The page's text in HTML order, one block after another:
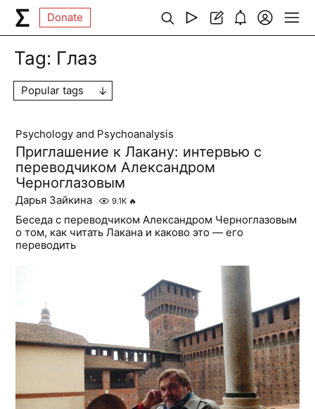
Donate
Tag: Глаз
Popular tags
Psychology and Psychoanalysis
Приглашение к Лакану: интервью с
переводчиком Александром
Черноглазовым
Дарья Зайкина 9.1K 🔥
Беседа с переводчиком Александром Черноглазовым
о том, как читать Лакана и каково это — его
переводить